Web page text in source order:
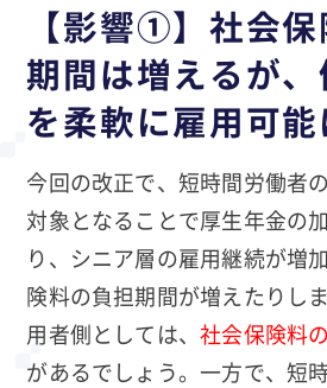
【影響①】社会
期間は増えるが
を柔軟に雇用可能
今回の改正で、短時間労働者
対象となることで厚生年金の
り、シニア層の雇用継続が増
険料の負担期間が増えたりし
用者側としては、社会保険料
があるでしょう。一方で、短